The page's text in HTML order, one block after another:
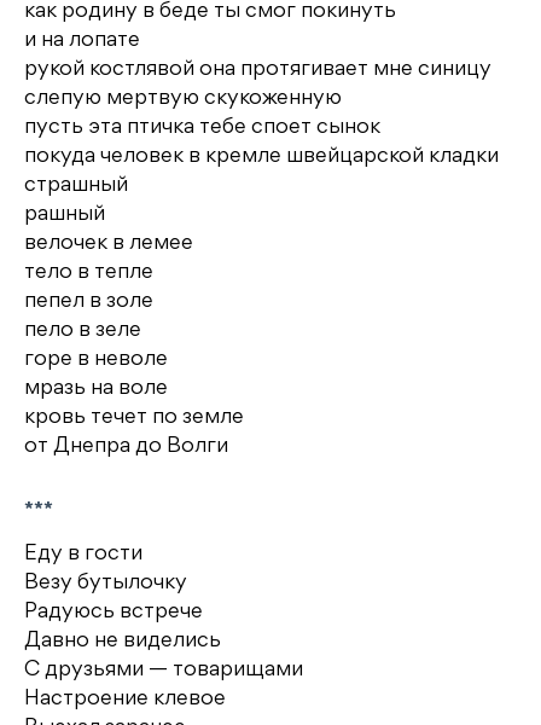
как родину в беде ты смог покинуть
и на лопате
рукой костлявой она протягивает мне синицу
слепую мертвую скукоженную
пусть эта птичка тебе споет сынок
покуда человек в кремле швейцарской кладки
страшный
рашный
велочек в лемее
тело в тепле
пепел в золе
пело в зеле
горе в неволе
мразь на воле
кровь течет по земле
от Днепра до Волги
***
Еду в гости
Везу бутылочку
Радуюсь встрече
Давно не виделись
С друзьями — товарищами
Настроение клевое